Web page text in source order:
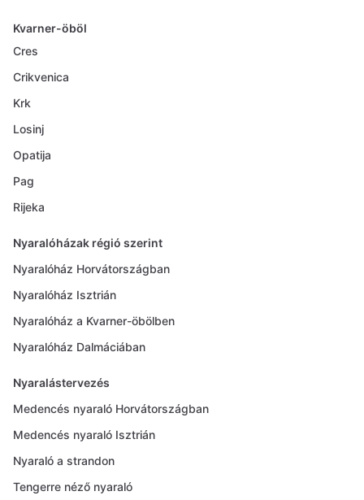
Kvarner-öböl
Cres
Crikvenica
Krk
Losinj
Opatija
Pag
Rijeka
Nyaralóházak régió szerint
Nyaralóház Horvátországban
Nyaralóház Isztrián
Nyaralóház a Kvarner-öbölben
Nyaralóház Dalmáciában
Nyaralástervezés
Medencés nyaraló Horvátországban
Medencés nyaraló Isztrián
Nyaraló a strandon
Tengerre néző nyaraló